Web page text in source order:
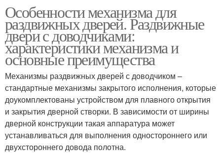
Особенности механизма для
раздвижных дверей. Раздвижные
двери с доводчиками:
характеристики механизма и
основные преимущества
Механизмы раздвижных дверей с доводчиком –
стандартные механизмы закрытого исполнения, которые
доукомплектованы устройством для плавного открытия
и закрытия дверной створки. В зависимости от ширины
дверной конструкции такая аппаратура может
устанавливаться для выполнения одностороннего или
двухстороннего довода полотна.